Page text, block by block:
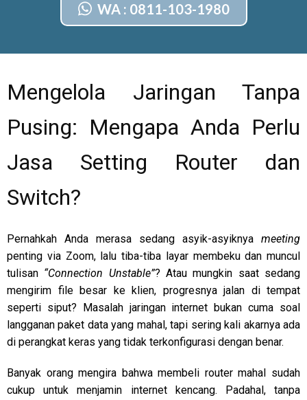
WA : 0811-103-1980
Mengelola Jaringan Tanpa
Pusing: Mengapa Anda Perlu
Jasa Setting Router dan
Switch?
Pernahkah Anda merasa sedang asyik-asyiknya meeting
penting via Zoom, lalu tiba-tiba layar membeku dan muncul
tulisan “Connection Unstable”? Atau mungkin saat sedang
mengirim file besar ke klien, progresnya jalan di tempat
seperti siput? Masalah jaringan internet bukan cuma soal
langganan paket data yang mahal, tapi sering kali akarnya ada
di perangkat keras yang tidak terkonfigurasi dengan benar.
Banyak orang mengira bahwa membeli router mahal sudah
cukup untuk menjamin internet kencang. Padahal, tanpa